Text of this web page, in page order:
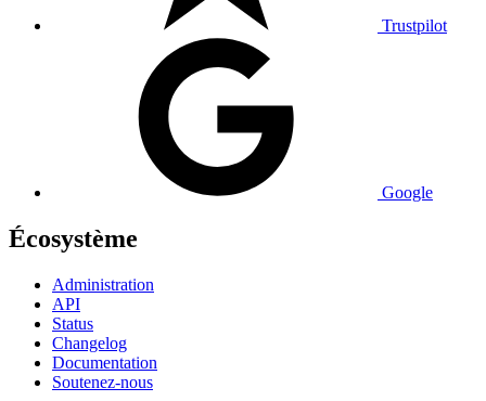
Trustpilot
Google
Écosystème
Administration
API
Status
Changelog
Documentation
Soutenez-nous